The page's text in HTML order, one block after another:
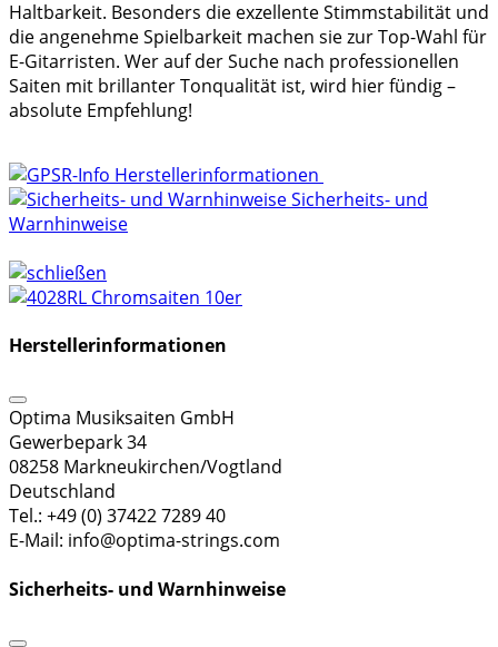
Haltbarkeit. Besonders die exzellente Stimmstabilität und
die angenehme Spielbarkeit machen sie zur Top-Wahl für
E-Gitarristen. Wer auf der Suche nach professionellen
Saiten mit brillanter Tonqualität ist, wird hier fündig –
absolute Empfehlung!
Herstellerinformationen
Sicherheits- und
Warnhinweise
Herstellerinformationen
Optima Musiksaiten GmbH
Gewerbepark 34
08258 Markneukirchen/Vogtland
Deutschland
Tel.: +49 (0) 37422 7289 40
E-Mail: info@optima-strings.com
Sicherheits- und Warnhinweise